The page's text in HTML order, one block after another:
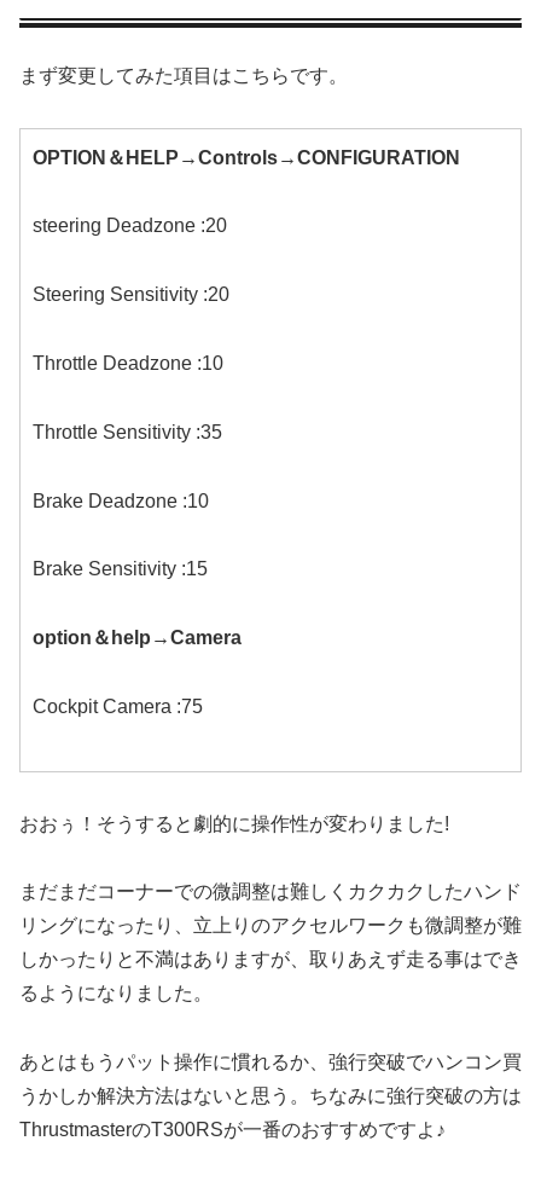
まず変更してみた項目はこちらです。
OPTION＆HELP→Controls→CONFIGURATION
steering Deadzone :20
Steering Sensitivity :20
Throttle Deadzone :10
Throttle Sensitivity :35
Brake Deadzone :10
Brake Sensitivity :15
option＆help→Camera
Cockpit Camera :75
おおぅ！そうすると劇的に操作性が変わりました!
まだまだコーナーでの微調整は難しくカクカクしたハンド
リングになったり、立上りのアクセルワークも微調整が難
しかったりと不満はありますが、取りあえず走る事はでき
るようになりました。
あとはもうパット操作に慣れるか、強行突破でハンコン買
うかしか解決方法はないと思う。ちなみに強行突破の方は
ThrustmasterのT300RSが一番のおすすめですよ♪